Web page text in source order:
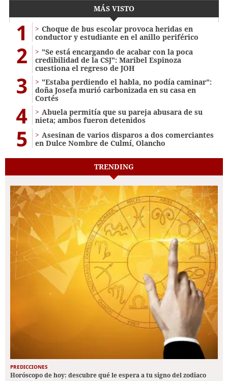
MÁS VISTO
1
Choque de bus escolar provoca heridas en
conductor y estudiante en el anillo periférico
2
"Se está encargando de acabar con la poca
credibilidad de la CSJ": Maribel Espinoza
cuestiona el regreso de JOH
3
"Estaba perdiendo el habla, no podía caminar":
doña Josefa murió carbonizada en su casa en
Cortés
4
Abuela permitía que su pareja abusara de su
nieta; ambos fueron detenidos
5
Asesinan de varios disparos a dos comerciantes
en Dulce Nombre de Culmí, Olancho
TRENDING
PREDICCIONES
Horóscopo de hoy: descubre qué le espera a tu signo del zodiaco